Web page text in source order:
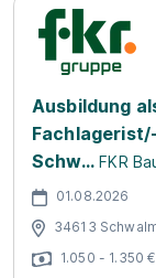
Ausbildung
Schw... FKR
01.08.2026
34613
1.050 - 1.350